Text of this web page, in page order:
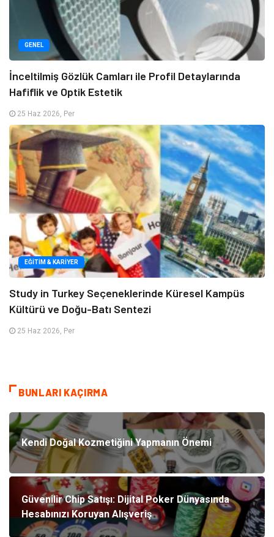
GENEL
İnceltilmiş Gözlük Camları ile Profil Detaylarında
Hafiflik ve Optik Estetik
25 Haz 2026, Per
EĞITIM & KARIYER
Study in Turkey Seçeneklerinde Küresel Kampüs
Kültürü ve Doğu-Batı Sentezi
25 Haz 2026, Per
BUNLARI KAÇIRMA
Kendi Doğal Kozmetiğini Yapmanın Önemi
Güvenilir Chip Satışı: Dijital Poker Dünyasında
Hesabınızı Koruyan Alışveriş